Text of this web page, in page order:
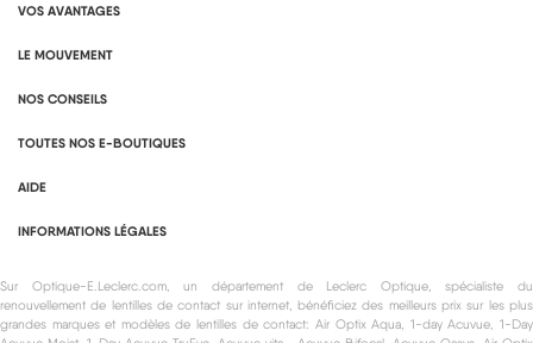
VOS AVANTAGES
LE MOUVEMENT
NOS CONSEILS
TOUTES NOS E-BOUTIQUES
AIDE
INFORMATIONS LÉGALES
Sur Optique-E.Leclerc.com, un département de Leclerc Optique, spécialiste du
renouvellement de lentilles de contact sur internet, bénéficiez des meilleurs prix sur les plus
grandes marques et modèles de lentilles de contact: Air Optix Aqua, 1-day Acuvue, 1-Day